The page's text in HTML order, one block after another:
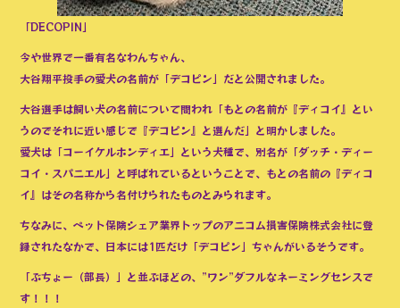
「DECOPIN」
今や世界で一番有名なわんちゃん、
大谷翔平投手の愛犬の名前が「デコピン」だと公開されました。
大谷選手は飼い犬の名前について問われ「もとの名前が『ディコイ』とい
うのでそれに近い感じで『デコピン』と選んだ」と明かしました。
愛犬は「コーイケルホンディエ」という犬種で、別名が「ダッチ・ディー
コイ・スパニエル」と呼ばれているということで、もとの名前の『ディコ
イ』はその名称から名付けられたものとみられます。
ちなみに、ペット保険シェア業界トップのアニコム損害保険株式会社に登
録されたなかで、日本には1匹だけ「デコピン」ちゃんがいるそうです。
「ぶちょー（部長）」と並ぶほどの、”ワン”ダフルなネーミングセンスで
す！！！